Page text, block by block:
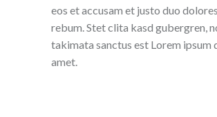
eos et accusam et justo duo
rebum. Stet clita kasd gubergren,
takimata sanctus est Lorem ipsum
amet.